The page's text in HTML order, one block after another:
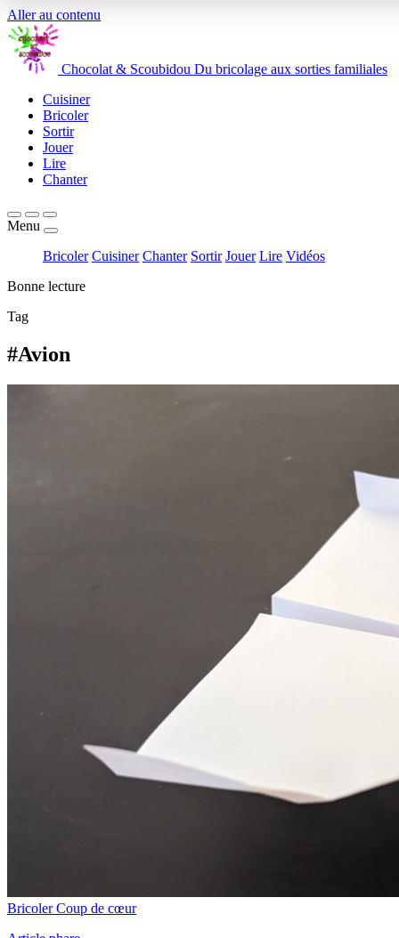
Aller au contenu
Chocolat & Scoubidou Du bricolage aux sorties familiales
Cuisiner
Bricoler
Sortir
Jouer
Lire
Chanter
Menu
Bricoler Cuisiner Chanter Sortir Jouer Lire Vidéos
Bonne lecture
Tag
#Avion
Bricoler Coup de cœur